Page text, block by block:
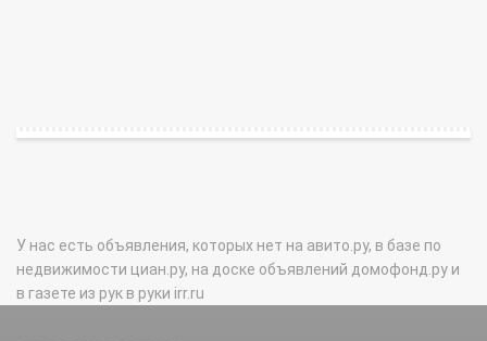
У нас есть объявления, которых нет на авито.ру, в базе по
недвижимости циан.ру, на доске объявлений домофонд.ру и
в газете из рук в руки irr.ru